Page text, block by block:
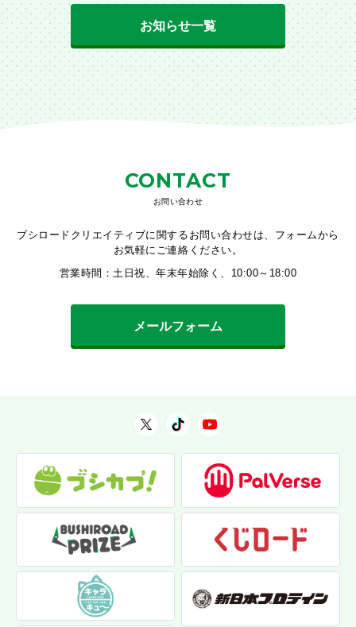
お知らせ一覧
CONTACT
お問い合わせ
ブシロードクリエイティブに関するお問い合わせは、フォームから
お気軽にご連絡ください。
営業時間：土日祝、年末年始除く、10:00～18:00
メールフォーム